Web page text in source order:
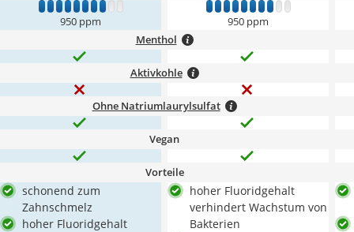
1 2 3 4 5 6 7 8 9 10
950 ppm
1 2 3 4 5 6 7 8 9 10
950 ppm
Menthol
Aktivkohle
Ohne Natriumlaurylsulfat
Vegan
Vorteile
schonend zum
Zahnschmelz
hoher Fluoridgehalt
hoher Fluoridgehalt
verhindert Wachstum von
Bakterien